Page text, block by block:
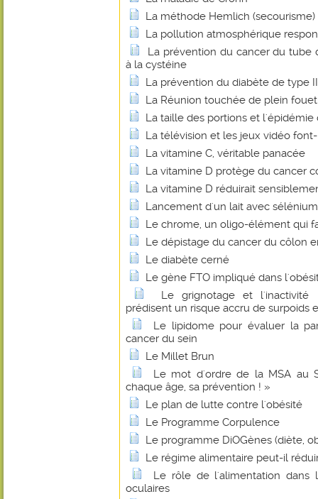
La méthode Hemlich (secourisme)
La pollution atmosphérique
La prévention du cancer du tube
à la cystéine
La prévention du diabète de type
La Réunion touchée de plein
La taille des portions et l'épidémie
La télévision et les jeux vidéo
La vitamine C, véritable panacée
La vitamine D protège du cancer
La vitamine D réduirait
Lancement d'un lait avec
Le chrome, un oligo-élément qui
Le dépistage du cancer du côlon
Le diabète cerné
Le gène FTO impliqué dans
Le grignotage et l'inactivité
prédisent un risque accru de surpoids
Le lipidome pour évaluer la
cancer du sein
Le Millet Brun
Le mot d'ordre de la MSA au
chaque âge, sa prévention ! »
Le plan de lutte contre l'obésité
Le Programme Corpulence
Le programme DiOGènes (diète,
Le régime alimentaire peut-il
Le rôle de l'alimentation dans
oculaires